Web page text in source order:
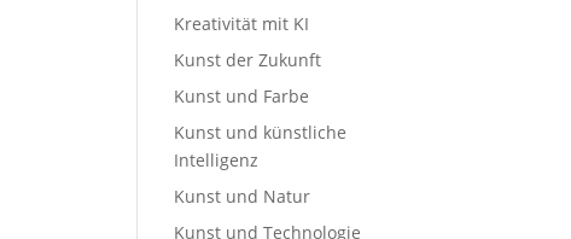
Kreativität mit KI
Kunst der Zukunft
Kunst und Farbe
Kunst und künstliche
Intelligenz
Kunst und Natur
Kunst und Technologie